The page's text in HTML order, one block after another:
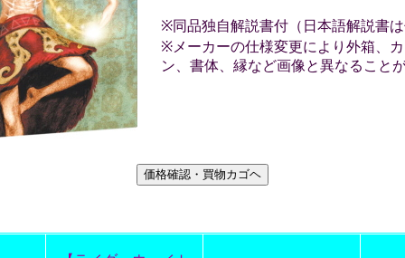
※同品独自解説書付（日本語解説書
※メーカーの仕様変更により外箱、
ン、書体、縁など画像と異なること